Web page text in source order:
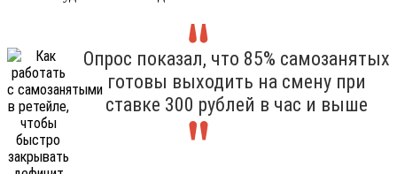
Опрос показал, что 85% самозанятых
готовы выходить на смену при
ставке 300 рублей в час и выше